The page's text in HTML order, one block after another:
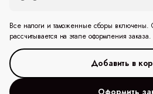
Все налоги и таможенные сборы включены.
рассчитывается на этапе оформления заказа.
Оформить